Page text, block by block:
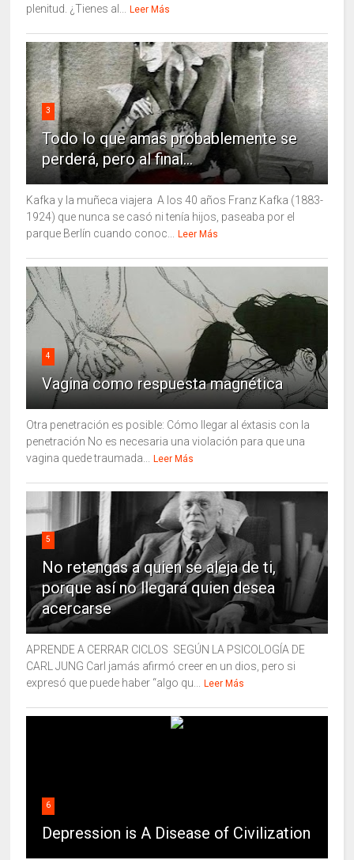
plenitud. ¿Tienes al... Leer Más
3
Todo lo que amas probablemente se
perderá, pero al final...
Kafka y la muñeca viajera A los 40 años Franz Kafka (1883-
1924) que nunca se casó ni tenía hijos, paseaba por el
parque Berlín cuando conoc... Leer Más
4
Vagina como respuesta magnética
Otra penetración es posible: Cómo llegar al éxtasis con la
penetración No es necesaria una violación para que una
vagina quede traumada... Leer Más
5
No retengas a quien se aleja de ti,
porque así no llegará quien desea
acercarse
APRENDE A CERRAR CICLOS SEGÚN LA PSICOLOGÍA DE
CARL JUNG Carl jamás afirmó creer en un dios, pero si
expresó que puede haber “algo qu... Leer Más
6
Depression is A Disease of Civilization